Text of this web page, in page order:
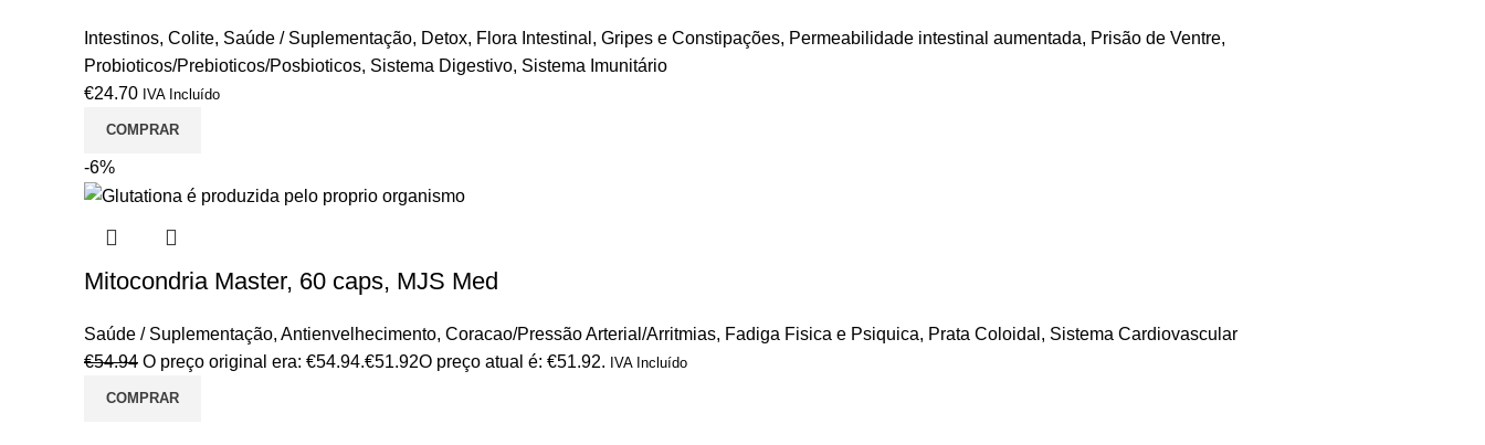
Intestinos, Colite, Saúde / Suplementação, Detox, Flora Intestinal , Gripes e Constipações, Permeabilidade intestinal aumentada, Prisão de Ventre,
Probioticos/Prebioticos/Posbioticos, Sistema Digestivo, Sistema Imunitário
€24.70 IVA Incluído
COMPRAR
-6%
Mitocondria Master, 60 caps, MJS Med
Saúde / Suplementação, Antienvelhecimento, Coracao/Pressão Arterial/Arritmias, Fadiga Fisica e Psiquica, Prata Coloidal , Sistema Cardiovascular
€54.94 O preço original era: €54.94.€51.92O preço atual é: €51.92. IVA Incluído
COMPRAR